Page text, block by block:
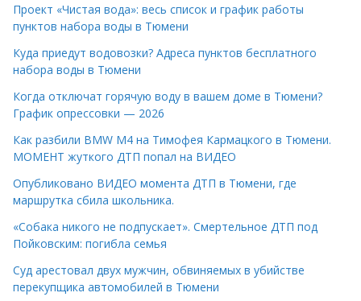
Проект «Чистая вода»: весь список и график работы
пунктов набора воды в Тюмени
Куда приедут водовозки? Адреса пунктов бесплатного
набора воды в Тюмени
Когда отключат горячую воду в вашем доме в Тюмени?
График опрессовки — 2026
Как разбили BMW M4 на Тимофея Кармацкого в Тюмени.
МОМЕНТ жуткого ДТП попал на ВИДЕО
Опубликовано ВИДЕО момента ДТП в Тюмени, где
маршрутка сбила школьника.
«Собака никого не подпускает». Смертельное ДТП под
Пойковским: погибла семья
Суд арестовал двух мужчин, обвиняемых в убийстве
перекупщика автомобилей в Тюмени